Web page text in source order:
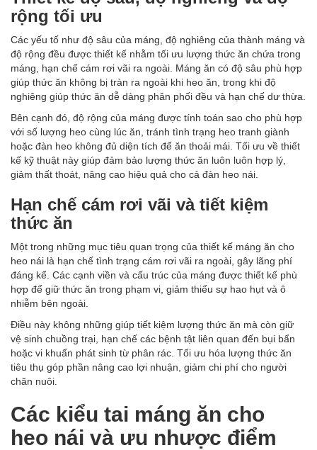
rộng tối ưu
Các yếu tố như độ sâu của máng, độ nghiêng của thành máng và
độ rộng đều được thiết kế nhằm tối ưu lượng thức ăn chứa trong
máng, hạn chế cám rơi vãi ra ngoài. Máng ăn có độ sâu phù hợp
giúp thức ăn không bị tràn ra ngoài khi heo ăn, trong khi độ
nghiêng giúp thức ăn dễ dàng phân phối đều và hạn chế dư thừa.
Bên cạnh đó, độ rộng của máng được tính toán sao cho phù hợp
với số lượng heo cùng lúc ăn, tránh tình trạng heo tranh giành
hoặc đàn heo không đủ diện tích để ăn thoải mái. Tối ưu về thiết
kế kỹ thuật này giúp đảm bảo lượng thức ăn luôn luôn hợp lý,
giảm thất thoát, nâng cao hiệu quả cho cả đàn heo nái.
Hạn chế cám rơi vãi và tiết kiệm
thức ăn
Một trong những mục tiêu quan trọng của thiết kế máng ăn cho
heo nái là hạn chế tình trạng cám rơi vãi ra ngoài, gây lãng phí
đáng kể. Các cạnh viền và cấu trúc của máng được thiết kế phù
hợp để giữ thức ăn trong phạm vi, giảm thiểu sự hao hụt và ô
nhiễm bên ngoài.
Điều này không những giúp tiết kiệm lượng thức ăn mà còn giữ
vệ sinh chuồng trại, hạn chế các bệnh tật liên quan đến bụi bẩn
hoặc vi khuẩn phát sinh từ phân rác. Tối ưu hóa lượng thức ăn
tiêu thụ góp phần nâng cao lợi nhuận, giảm chi phí cho người
chăn nuôi.
Các kiểu tai máng ăn cho
heo nái và ưu nhược điểm